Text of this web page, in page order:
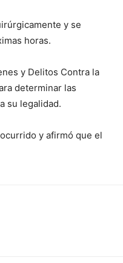
y se
horas.
y Delitos Contra la
determinar las
su legalidad.
y afirmó que el